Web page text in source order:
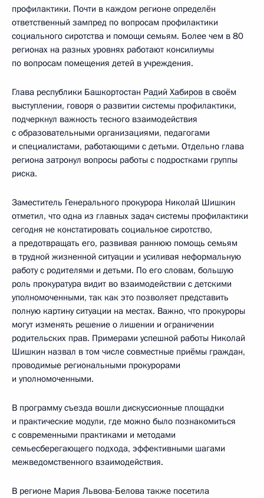
профилактики. Почти в каждом регионе определён
ответственный зампред по вопросам профилактики
социального сиротства и помощи семьям. Более чем в 80
регионах на разных уровнях работают консилиумы
по вопросам помещения детей в учреждения.
Глава республики Башкортостан Радий Хабиров в своём
выступлении, говоря о развитии системы профилактики,
подчеркнул важность тесного взаимодействия
с образовательными организациями, педагогами
и специалистами, работающими с детьми. Отдельно глава
региона затронул вопросы работы с подростками группы
риска.
Заместитель Генерального прокурора Николай Шишкин
отметил, что одна из главных задач системы профилактики
сегодня не констатировать социальное сиротство,
а предотвращать его, развивая раннюю помощь семьям
в трудной жизненной ситуации и усиливая неформальную
работу с родителями и детьми. По его словам, большую
роль прокуратура видит во взаимодействии с детскими
уполномоченными, так как это позволяет представить
полную картину ситуации на местах. Важно, что прокуроры
могут изменять решение о лишении и ограничении
родительских прав. Примерами успешной работы Николай
Шишкин назвал в том числе совместные приёмы граждан,
проводимые региональными прокурорами
и уполномоченными.
В программу съезда вошли дискуссионные площадки
и практические модули, где можно было познакомиться
с современными практиками и методами
семьесберегающего подхода, эффективными шагами
межведомственного взаимодействия.
В регионе Мария Львова-Белова также посетила